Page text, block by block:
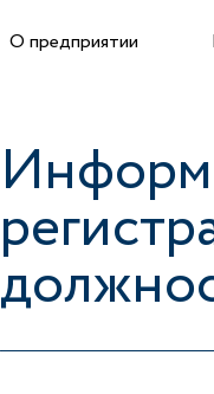
О предприятии